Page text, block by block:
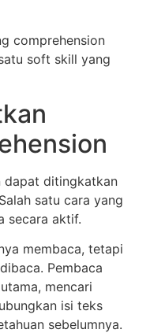
comprehension
soft skill yang
dapat ditingkatkan
satu cara yang
secara aktif.
membaca, tetapi
Pembaca
mencari
isi teks
sebelumnya.